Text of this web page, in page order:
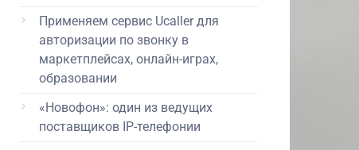
Применяем сервис Ucaller для
авторизации по звонку в
маркетплейсах, онлайн-играх,
образовании
«Новофон»: один из ведущих
поставщиков IP-телефонии